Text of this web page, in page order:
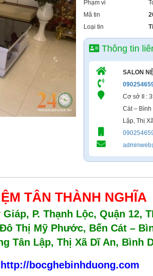
Phạm vi
Mã tin
Loại tin
Thông tin
SALON
Cơ sở II :
Cát –
Lập, Thị
TÂN THÀNH NGHĨA
P. Thạnh Lộc, Quận 12,
Thị Mỹ Phước, Bến Cát –
Tân Lập, Thị Xã Dĩ An, Bình
http://bocghebinhduong.com